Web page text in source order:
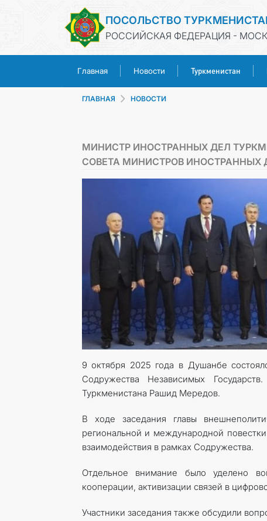
ПОСОЛЬСТВО
РОССИЙСКАЯ ФЕДЕРАЦИЯ -
Главная Новости Туркменистан
ГЛАВНАЯ НОВОСТИ
МИНИСТР ИНОСТРАННЫХ ДЕЛ
СОВЕТА МИНИСТРОВ ИНОСТРАННЫХ
9 октября 2025 года в Душанбе
Содружества Независимых
Туркменистана Рашид Мередов.
В ходе заседания главы
региональной и международной
взаимодействия в рамках Содружества.
Отдельное внимание было уделено
кооперации, активизации связей в
Участники заседания также обсудили